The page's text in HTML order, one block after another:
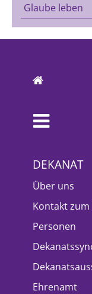
Glaube leben
DEKANAT
Über uns
Kontakt
Personen
Ehrenamt